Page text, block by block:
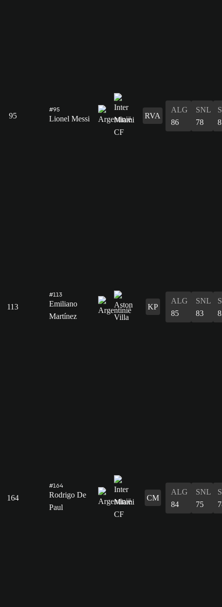
95
#95
Lionel Messi RVA
ALG
86
SNL
78
113
#113
Emiliano
Martínez
KP
ALG
85
SNL
83
164
#164
Rodrigo De
Paul
CM
ALG
84
SNL
75